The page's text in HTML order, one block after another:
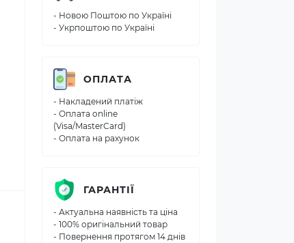
- Новою Поштою по Україні
- Укрпоштою по Україні
ОПЛАТА
- Накладений платіж
- Оплата online
(Visa/MasterCard)
- Оплата на рахунок
ГАРАНТІЇ
- Актуальна наявність та ціна
- 100% оригінальний товар
- Повернення протягом 14 днів